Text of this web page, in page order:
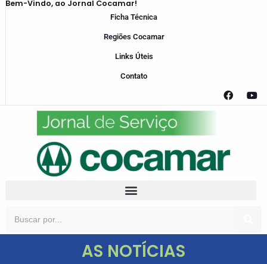
Bem-Vindo, ao Jornal Cocamar!
Ficha Técnica
Regiões Cocamar
Links Úteis
Contato
AS NOTÍCIAS